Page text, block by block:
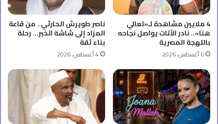
4 ملايين مشاهدة لـ«تعالي
هنا».. نادر الأتات يواصل نجاحه
باللهجة المصرية
6 أغسطس، 2026
ناصر طويرش الحارثي.. من قاعة
المزاد إلى شاشة الخبر… رحلة
بناء ثقة
4 أغسطس، 2026